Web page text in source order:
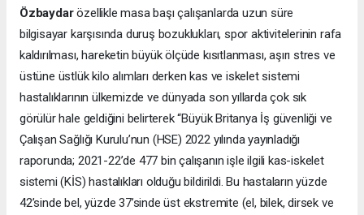
Özbaydarözellikle masa başı çalışanlarda uzun süre
bilgisayar karşısında duruş bozuklukları, spor aktivitelerinin rafa
kaldırılması, hareketin büyük ölçüde kısıtlanması, aşırı stres ve
üstüne üstlük kilo alımları derken kas ve iskelet sistemi
hastalıklarının ülkemizde ve dünyada son yıllarda çok sık
görülür hale geldiğini belirterek “Büyük Britanya İş güvenliği ve
Çalışan Sağlığı Kurulu’nun (HSE) 2022 yılında yayınladığı
raporunda; 2021-22’de 477 bin çalışanın işle ilgili kas-iskelet
sistemi (KİS) hastalıkları olduğu bildirildi. Bu hastaların yüzde
42’sinde bel, yüzde 37’sinde üst ekstremite (el, bilek, dirsek ve